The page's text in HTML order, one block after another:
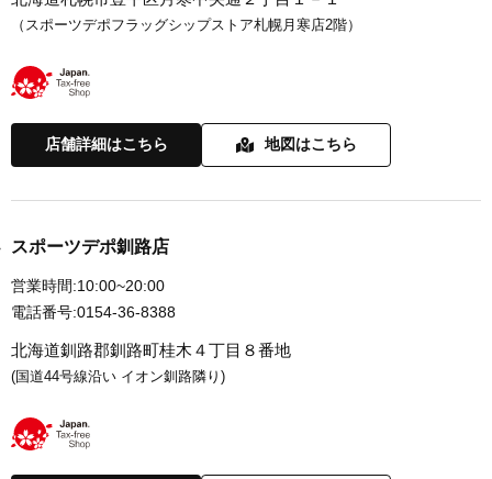
（スポーツデポフラッグシップストア札幌月寒店2階）
店舗詳細はこちら 地図はこちら
スポーツデポ釧路店
営業時間:10:00~20:00
電話番号:0154-36-8388
北海道釧路郡釧路町桂木４丁目８番地
(国道44号線沿い イオン釧路隣り)